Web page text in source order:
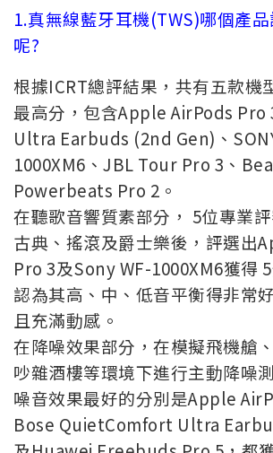
1.真無線藍牙耳機(TWS)哪個產
呢?
根據ICRT總評結果，共有五款機
最高分，包含Apple AirPods Pro
Ultra Earbuds (2nd Gen)、
1000XM6、JBL Tour Pro 3、
Powerbeats Pro 2。
在聽歌音響質素部分， 5位專業
古典、搖滾及爵士樂後，評選出
Pro 3及Sony WF-1000XM6獲得
認為其高、中、低音平衡得非常
且充滿動感。
在降噪效果部分，在模擬飛機艙
吵雜酒樓等環境下進行主動降噪
噪音效果最好的分別是Apple
Bose QuietComfort Ultra